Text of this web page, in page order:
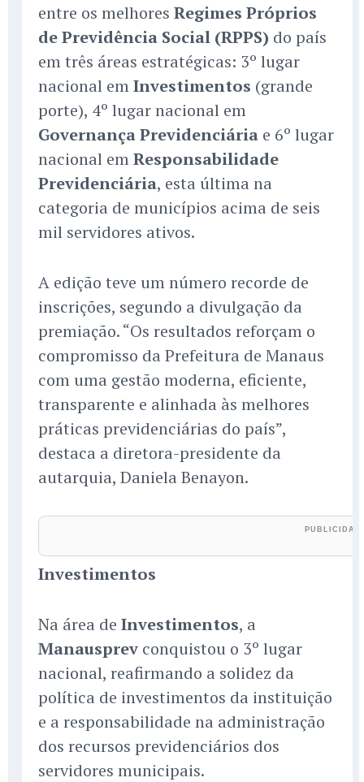
entre os melhores Regimes Próprios
de Previdência Social (RPPS) do país
em três áreas estratégicas: 3º lugar
nacional emInvestimentos (grande
porte), 4º lugar nacional em
Governança Previdenciária e 6º lugar
nacional emResponsabilidade
Previdenciária, esta última na
categoria de municípios acima de seis
mil servidores ativos.
A edição teve um número recorde de
inscrições, segundo a divulgação da
premiação. “Os resultados reforçam o
compromisso da Prefeitura de Manaus
com uma gestão moderna, eficiente,
transparente e alinhada às melhores
práticas previdenciárias do país”,
destaca a diretora-presidente da
autarquia, Daniela Benayon.
Investimentos
Na área de Investimentos, a
Manausprev conquistou o 3º lugar
nacional, reafirmando a solidez da
política de investimentos da instituição
e a responsabilidade na administração
dos recursos previdenciários dos
servidores municipais.